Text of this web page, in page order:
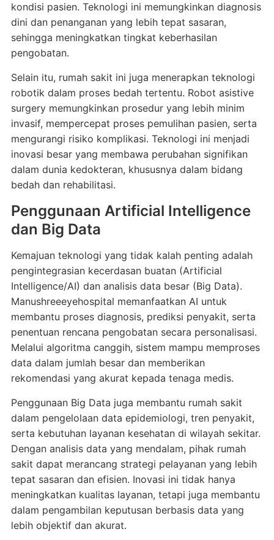
kondisi pasien. Teknologi ini memungkinkan diagnosis
dini dan penanganan yang lebih tepat sasaran,
sehingga meningkatkan tingkat keberhasilan
pengobatan.
Selain itu, rumah sakit ini juga menerapkan teknologi
robotik dalam proses bedah tertentu. Robot asistive
surgery memungkinkan prosedur yang lebih minim
invasif, mempercepat proses pemulihan pasien, serta
mengurangi risiko komplikasi. Teknologi ini menjadi
inovasi besar yang membawa perubahan signifikan
dalam dunia kedokteran, khususnya dalam bidang
bedah dan rehabilitasi.
Penggunaan Artificial Intelligence
dan Big Data
Kemajuan teknologi yang tidak kalah penting adalah
pengintegrasian kecerdasan buatan (Artificial
Intelligence/AI) dan analisis data besar (Big Data).
Manushreeeyehospital memanfaatkan AI untuk
membantu proses diagnosis, prediksi penyakit, serta
penentuan rencana pengobatan secara personalisasi.
Melalui algoritma canggih, sistem mampu memproses
data dalam jumlah besar dan memberikan
rekomendasi yang akurat kepada tenaga medis.
Penggunaan Big Data juga membantu rumah sakit
dalam pengelolaan data epidemiologi, tren penyakit,
serta kebutuhan layanan kesehatan di wilayah sekitar.
Dengan analisis data yang mendalam, pihak rumah
sakit dapat merancang strategi pelayanan yang lebih
tepat sasaran dan efisien. Inovasi ini tidak hanya
meningkatkan kualitas layanan, tetapi juga membantu
dalam pengambilan keputusan berbasis data yang
lebih objektif dan akurat.